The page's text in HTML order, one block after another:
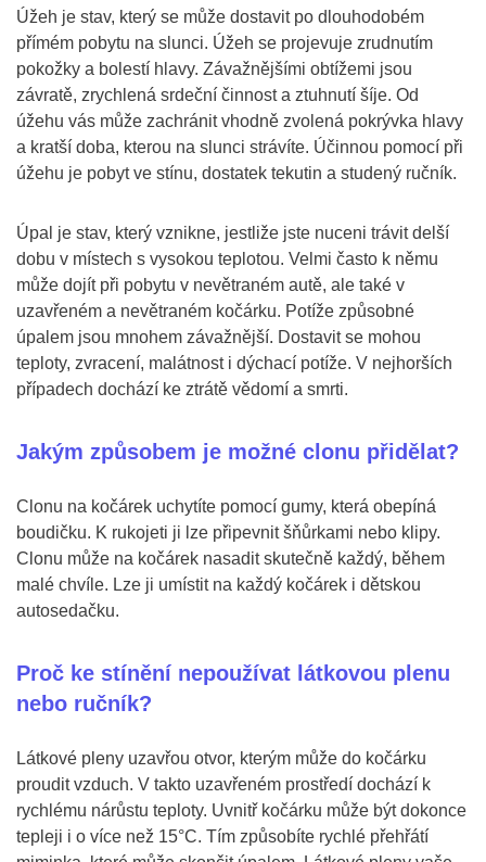
Úžeh je stav, který se může dostavit po dlouhodobém
přímém pobytu na slunci. Úžeh se projevuje zrudnutím
pokožky a bolestí hlavy. Závažnějšími obtížemi jsou
závratě, zrychlená srdeční činnost a ztuhnutí šíje. Od
úžehu vás může zachránit vhodně zvolená pokrývka hlavy
a kratší doba, kterou na slunci strávíte. Účinnou pomocí při
úžehu je pobyt ve stínu, dostatek tekutin a studený ručník.
Úpal je stav, který vznikne, jestliže jste nuceni trávit delší
dobu v místech s vysokou teplotou. Velmi často k němu
může dojít při pobytu v nevětraném autě, ale také v
uzavřeném a nevětraném kočárku. Potíže způsobné
úpalem jsou mnohem závažnější. Dostavit se mohou
teploty, zvracení, malátnost i dýchací potíže. V nejhorších
případech dochází ke ztrátě vědomí a smrti.
Jakým způsobem je možné clonu přidělat?
Clonu na kočárek uchytíte pomocí gumy, která obepíná
boudičku. K rukojeti ji lze připevnit šňůrkami nebo klipy.
Clonu může na kočárek nasadit skutečně každý, během
malé chvíle. Lze ji umístit na každý kočárek i dětskou
autosedačku.
Proč ke stínění nepoužívat látkovou plenu
nebo ručník?
Látkové pleny uzavřou otvor, kterým může do kočárku
proudit vzduch. V takto uzavřeném prostředí dochází k
rychlému nárůstu teploty. Uvnitř kočárku může být dokonce
tepleji i o více než 15°C. Tím způsobíte rychlé přehřátí